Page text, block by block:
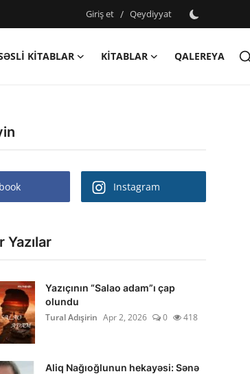
Giriş et / Qeydiyyat
KITABLAR KITABLAR
QALEREYA
Instagram
Yazılar
Yazıçının “Salao adam”ı çap
olundu
Tural Adışirin Apr 2, 2026 0 418
Aliq Nağıoğlunun hekayəsi: Sənə